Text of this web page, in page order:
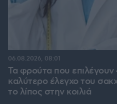
Τα φρούτα που επιλέγουν
καλύτερο έλεγχο του
το λίπος στην κοιλιά
06.08.2026, 08:01